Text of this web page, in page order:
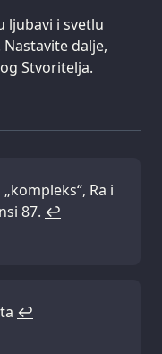
ljubavi i svetlu
dalje,
Stvoritelja.
Ra i
87. ↩
↩